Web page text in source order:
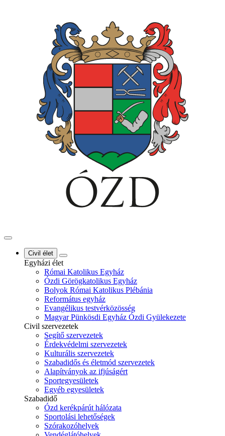
Civil élet
Egyházi élet
Római Katolikus Egyház
Ózdi Görögkatolikus Egyház
Bolyok Római Katolikus Plébánia
Református egyház
Evangélikus testvérközösség
Magyar Pünkösdi Egyház Ózdi Gyülekezete
Civil szervezetek
Segítő szervezetek
Érdekvédelmi szervezetek
Kulturális szervezetek
Szabadidős és életmód szervezetek
Alapítványok az ifjúságért
Sportegyesületek
Egyéb egyesületek
Szabadidő
Ózd kerékpárút hálózata
Sportolási lehetőségek
Szórakozóhelyek